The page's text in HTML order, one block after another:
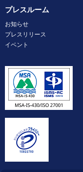
プレスルーム
お知らせ
プレスリリース
イベント